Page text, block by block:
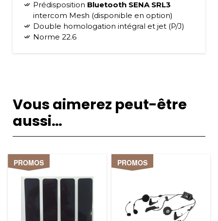
Prédisposition Bluetooth SENA SRL3
intercom Mesh (disponible en option)
Double homologation intégral et jet (P/J)
Norme 22.6
Vous aimerez peut-être
aussi…
PROMOS PROMOS